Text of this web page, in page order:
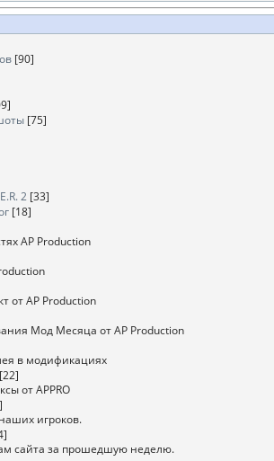
[90]
[75]
2 [33]
[18]
AP Production
от AP Production
Мод Месяца от AP Production
в модификациях
[22]
от APPRO
игроков.
сайта за прошедшую неделю.